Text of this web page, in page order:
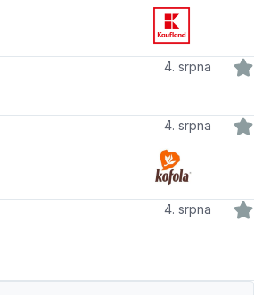
4. srpna
4. srpna
4. srpna